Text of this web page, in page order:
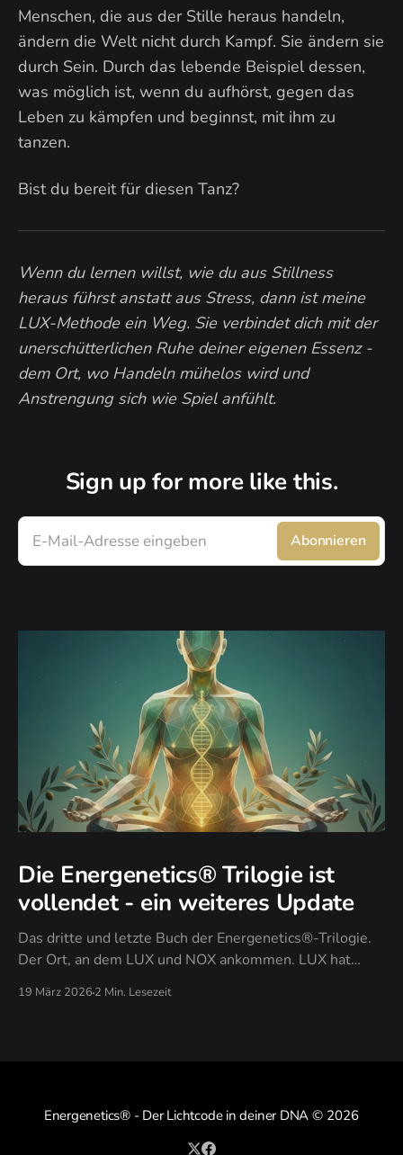
Menschen, die aus der Stille heraus handeln,
ändern die Welt nicht durch Kampf. Sie ändern sie
durch Sein. Durch das lebende Beispiel dessen,
was möglich ist, wenn du aufhörst, gegen das
Leben zu kämpfen und beginnst, mit ihm zu
tanzen.
Bist du bereit für diesen Tanz?
Wenn du lernen willst, wie du aus Stillness
heraus führst anstatt aus Stress, dann ist meine
LUX-Methode ein Weg. Sie verbindet dich mit der
unerschütterlichen Ruhe deiner eigenen Essenz -
dem Ort, wo Handeln mühelos wird und
Anstrengung sich wie Spiel anfühlt.
Sign up for more like this.
E-Mail-Adresse eingeben Abonnieren
Die Energenetics® Trilogie ist
vollendet - ein weiteres Update
Das dritte und letzte Buch der Energenetics®-Trilogie.
Der Ort, an dem LUX und NOX ankommen. LUX hat
19 März 2026 2 Min. Lesezeit
Energenetics® - Der Lichtcode in deiner DNA © 2026